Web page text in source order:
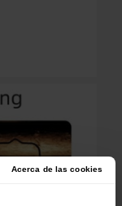
Acerca de las cookies